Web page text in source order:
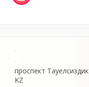
проспект Тауелсиздик
KZ